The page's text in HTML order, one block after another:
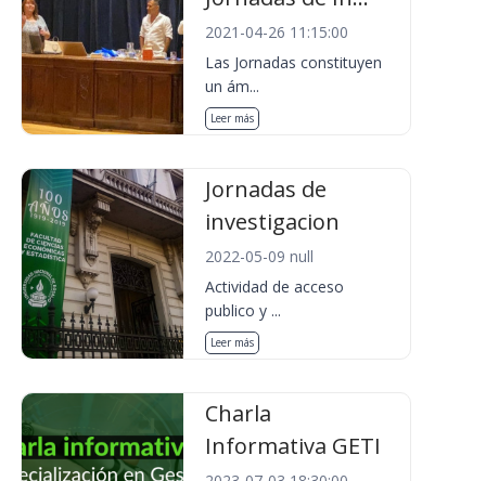
2021-04-26 11:15:00
Las Jornadas constituyen
un ám...
Leer más
Jornadas de
investigacion
2022-05-09 null
Actividad de acceso
publico y ...
Leer más
Charla
Informativa GETI